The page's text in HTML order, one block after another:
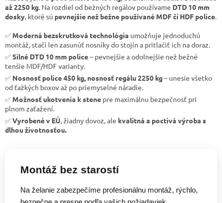
až 2250 kg . Na rozdiel od bežných regálov používame DTD 10 mm
dosky , ktoré sú pevnejšie než bežne používané MDF či HDF police
✅ Moderná bezskrutková technológia umožňuje jednoduchú
montáž, stačí len zasunúť nosníky do stojín a pritlačiť ich na doraz.
✅Silné DTD 10 mm police– pevnejšie a odolnejšie než bežné
tenšie MDF/HDF varianty.
✅ Nosnosť police 450 kg, nosnosť regálu 2250 kg– unesie všetko
od ťažkých boxov až po priemyselné náradie.
✅ Možnosť ukotvenia k stene pre maximálnu bezpečnosť pri
plnom zaťažení.
✅Vyrobené v EÚ , žiadny dovoz, ale kvalitná a poctivá výroba s
dlhou životnosťou.
Montáž bez starostí
Na želanie zabezpečíme profesionálnu montáž, rýchlo,